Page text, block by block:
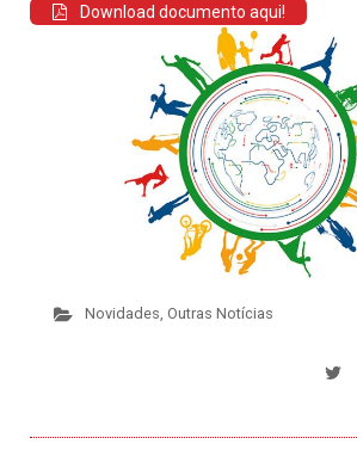
Download documento aqui!
Novidades, Outras Notícias